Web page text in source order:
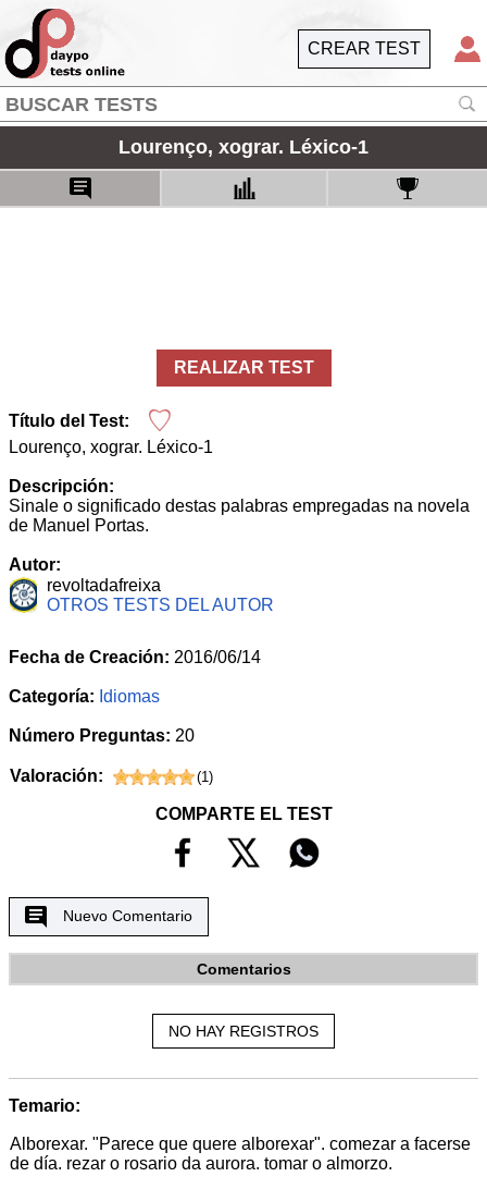
CREAR TEST
Lourenço, xograr. Léxico-1
REALIZAR TEST
Título del Test:
Lourenço, xograr. Léxico-1
Descripción:
Sinale o significado destas palabras empregadas na novela
de Manuel Portas.
Autor:
revoltadafreixa
OTROS TESTS DEL AUTOR
Fecha de Creación: 2016/06/14
Categoría: Idiomas
Número Preguntas: 20
Valoración: (1)
COMPARTE EL TEST
Nuevo Comentario
Comentarios
NO HAY REGISTROS
Temario:
Alborexar. "Parece que quere alborexar". comezar a facerse
de día. rezar o rosario da aurora. tomar o almorzo.